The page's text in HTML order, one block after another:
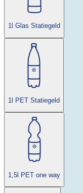
1l Glas Statiegeld
1l PET Statiegeld
1,5l PET one way